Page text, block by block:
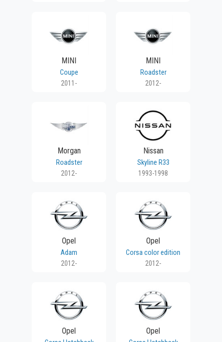
MINI
Coupe
2011-
MINI
Roadster
2012-
Morgan
Roadster
2012-
Nissan
Skyline R33
1993-1998
Opel
Adam
2012-
Opel
Corsa color edition
2012-
Opel Opel